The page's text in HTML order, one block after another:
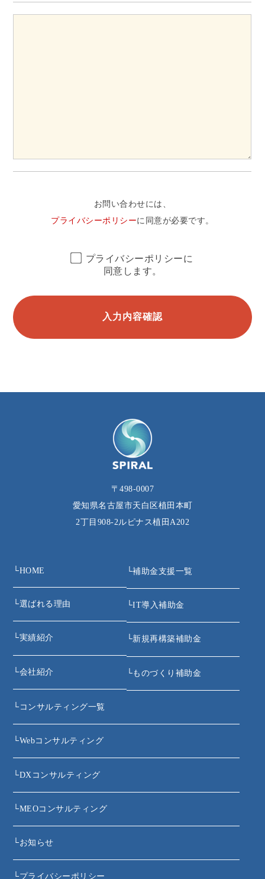
お問い合わせには、
プライバシーポリシーに同意が必要です。
プライバシーポリシーに
同意します。
〒498-0007
愛知県名古屋市天白区植田本町
2丁目908‐2ルピナス植田A202
└HOME
└選ばれる理由
└実績紹介
└会社紹介
└補助金支援一覧
└IT導入補助金
└新規再構築補助金
└ものづくり補助金
└ コンサルティング一覧
└Webコンサルティング
└DXコンサルティング
└MEOコンサルティング
└お知らせ
└プライバシーポリシー